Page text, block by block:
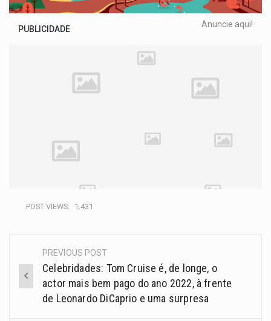
PUBLICIDADE Anuncie aqui!
POST VIEWS: 1.431
PREVIOUS POST
Celebridades: Tom Cruise é, de longe, o
actor mais bem pago do ano 2022, à frente
de Leonardo DiCaprio e uma surpresa